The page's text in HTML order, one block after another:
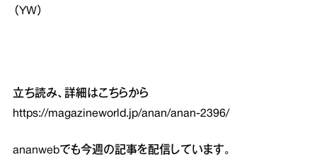
（YW）
立ち読み、詳細はこちらから
https://magazineworld.jp/anan/anan-2396/
ananwebでも今週の記事を配信しています。